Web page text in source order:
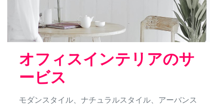
オフィスインテリアのサ
ービス
モダンスタイル、ナチュラルスタイル、アーバンス